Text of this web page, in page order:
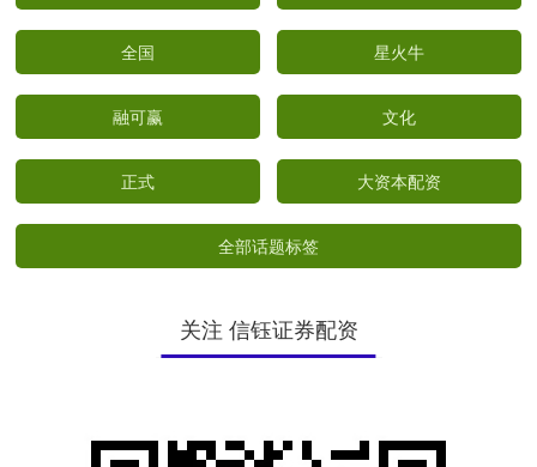
全国 星火牛
融可赢 文化
正式 大资本配资
全部话题标签
关注 信钰证券配资